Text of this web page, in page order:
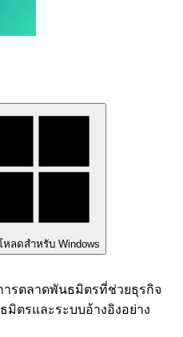
หลดสำหรับ Windows
ารตลาดพันธมิตรที่ช่วยธุรกิจ
มิตรและระบบอ้างอิงอย่าง